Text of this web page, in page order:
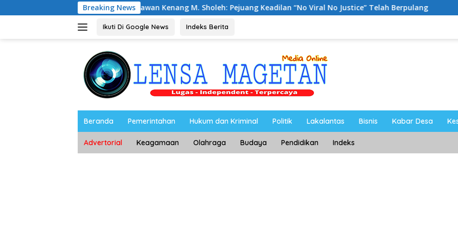
ke
Breaking News
Ahmad Setiawan Kenang M. Sholeh: Pejuang Keadilan “No Viral No Justice” Telah Berpulang Lewat Program Desa
Ikuti Di Google News Indeks Berita
Beranda Pemerintahan Hukum dan Kriminal Politik Lakalantas Bisnis Kabar Desa
Advertorial Keagamaan Olahraga Budaya Pendidikan Indeks